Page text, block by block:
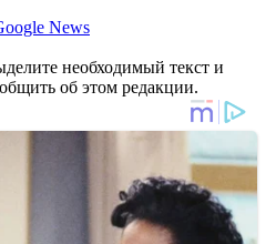
News
необходимый текст и
об этом редакции.